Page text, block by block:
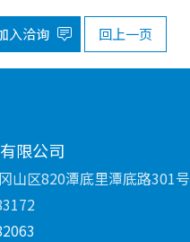
入洽询 回上一页
限公司
山区820潭底里潭底路301号